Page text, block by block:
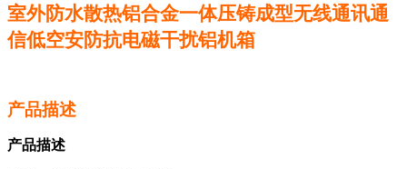
室外防水散热铝合金一体压铸成型无线通讯通
信低空安防抗电磁干扰铝机箱
产品描述
产品描述